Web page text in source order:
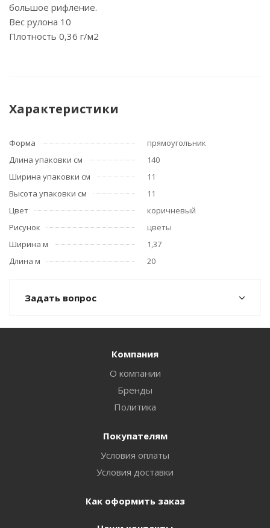
большое рифление.
Вес рулона 10
Плотность 0,36 г/м2
Характеристики
Форма
прямоугольник
Длина упаковки см
140
Ширина упаковки см
11
Высота упаковки см
11
Цвет
коричневый
Рисунок
цветы
Ширина м
1,37
Длина м
20
Задать вопрос
Компания
О компании
Бренды
Политика
Покупателям
Условия оплаты
Условия доставки
Как оформить заказ